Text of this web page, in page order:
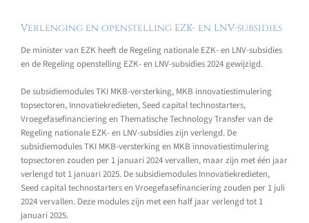
Verlenging en openstelling EZK- en LNV-subsidies
De minister van EZK heeft de Regeling nationale EZK- en LNV-subsidies
en de Regeling openstelling EZK- en LNV-subsidies 2024 gewijzigd.
De subsidiemodules TKI MKB-versterking, MKB innovatiestimulering
topsectoren, Innovatiekredieten, Seed capital technostarters,
Vroegefasefinanciering en Thematische Technology Transfer van de
Regeling nationale EZK- en LNV-subsidies zijn verlengd. De
subsidiemodules TKI MKB-versterking en MKB innovatiestimulering
topsectoren zouden per 1 januari 2024 vervallen, maar zijn met één jaar
verlengd tot 1 januari 2025. De subsidiemodules Innovatiekredieten,
Seed capital technostarters en Vroegefasefinanciering zouden per 1 juli
2024 vervallen. Deze modules zijn met een half jaar verlengd tot 1
januari 2025.